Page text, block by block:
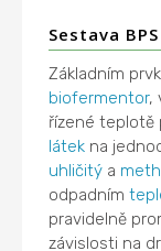
Sestava BPS
Základním
biofermentor,
řízené teplotě
látek na
uhličitý a
odpadním
pravidelně
závislosti na